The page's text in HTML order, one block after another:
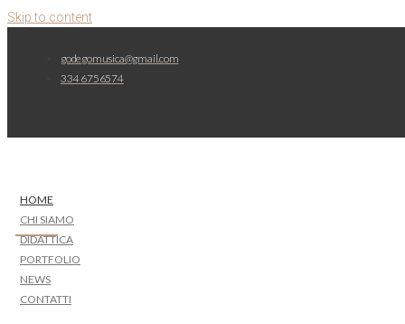
Skip to content
godegomusica@gmail.com
334 6756574
HOME
CHI SIAMO
DIDATTICA
PORTFOLIO
NEWS
CONTATTI